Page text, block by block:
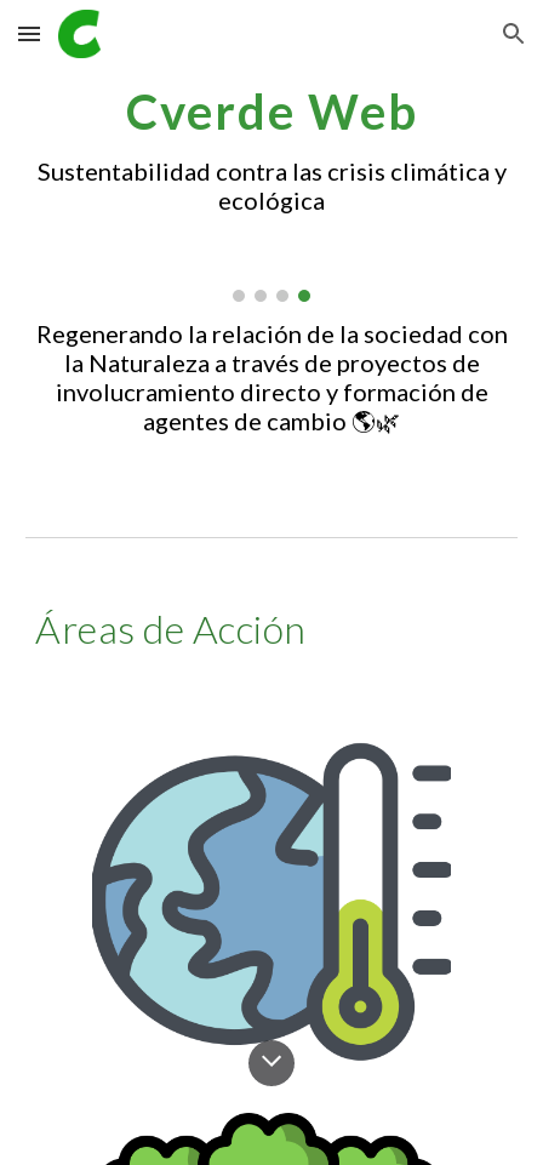
Skip to main content Skip to navigation
Cverde Web
Sustentabilidad contra las crisis climática y
ecológica
Regenerando la relación de la sociedad con
la Naturaleza a través de proyectos de
involucramiento directo y formación de
agentes de cambio 🌎🌿
Áreas de Acción